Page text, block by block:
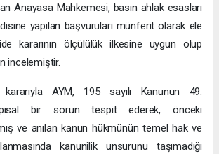
Anayasa Mahkemesi, basın ahlak esasları
yapılan başvuruları münferit olarak ele
kararının ölçülülük ilkesine uygun olup
incelemiştir.
AYM, 195 sayılı Kanunun 49.
bir sorun tespit ederek, önceki
ve anılan kanun hükmünün temel hak ve
kanunilik unsurunu taşımadığı